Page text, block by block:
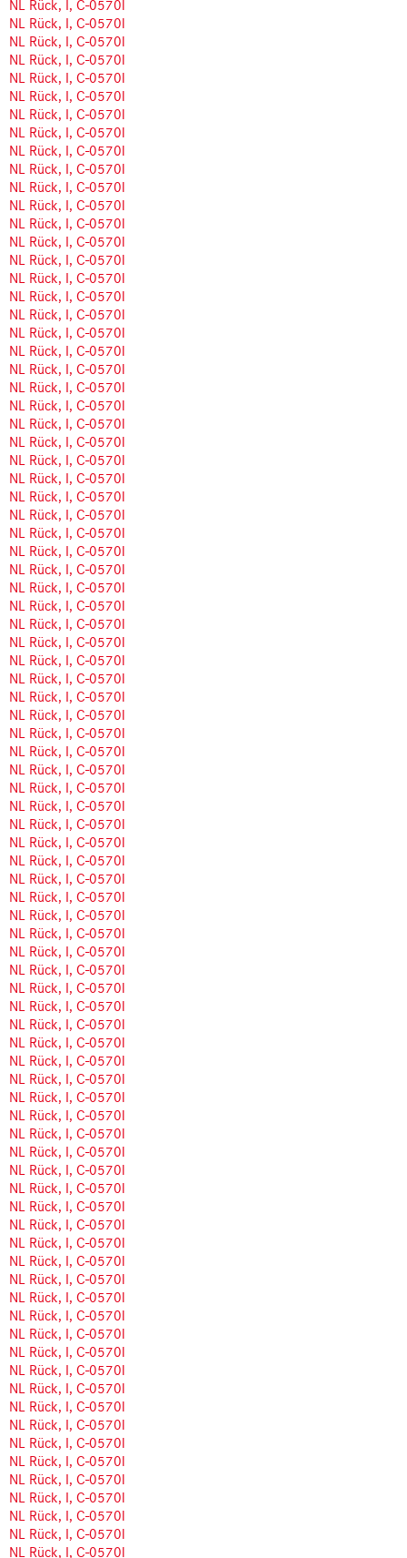
NL Rück, I, C-0570l
NL Rück, I, C-0570l
NL Rück, I, C-0570l
NL Rück, I, C-0570l
NL Rück, I, C-0570l
NL Rück, I, C-0570l
NL Rück, I, C-0570l
NL Rück, I, C-0570l
NL Rück, I, C-0570l
NL Rück, I, C-0570l
NL Rück, I, C-0570l
NL Rück, I, C-0570l
NL Rück, I, C-0570l
NL Rück, I, C-0570l
NL Rück, I, C-0570l
NL Rück, I, C-0570l
NL Rück, I, C-0570l
NL Rück, I, C-0570l
NL Rück, I, C-0570l
NL Rück, I, C-0570l
NL Rück, I, C-0570l
NL Rück, I, C-0570l
NL Rück, I, C-0570l
NL Rück, I, C-0570l
NL Rück, I, C-0570l
NL Rück, I, C-0570l
NL Rück, I, C-0570l
NL Rück, I, C-0570l
NL Rück, I, C-0570l
NL Rück, I, C-0570l
NL Rück, I, C-0570l
NL Rück, I, C-0570l
NL Rück, I, C-0570l
NL Rück, I, C-0570l
NL Rück, I, C-0570l
NL Rück, I, C-0570l
NL Rück, I, C-0570l
NL Rück, I, C-0570l
NL Rück, I, C-0570l
NL Rück, I, C-0570l
NL Rück, I, C-0570l
NL Rück, I, C-0570l
NL Rück, I, C-0570l
NL Rück, I, C-0570l
NL Rück, I, C-0570l
NL Rück, I, C-0570l
NL Rück, I, C-0570l
NL Rück, I, C-0570l
NL Rück, I, C-0570l
NL Rück, I, C-0570l
NL Rück, I, C-0570l
NL Rück, I, C-0570l
NL Rück, I, C-0570l
NL Rück, I, C-0570l
NL Rück, I, C-0570l
NL Rück, I, C-0570l
NL Rück, I, C-0570l
NL Rück, I, C-0570l
NL Rück, I, C-0570l
NL Rück, I, C-0570l
NL Rück, I, C-0570l
NL Rück, I, C-0570l
NL Rück, I, C-0570l
NL Rück, I, C-0570l
NL Rück, I, C-0570l
NL Rück, I, C-0570l
NL Rück, I, C-0570l
NL Rück, I, C-0570l
NL Rück, I, C-0570l
NL Rück, I, C-0570l
NL Rück, I, C-0570l
NL Rück, I, C-0570l
NL Rück, I, C-0570l
NL Rück, I, C-0570l
NL Rück, I, C-0570l
NL Rück, I, C-0570l
NL Rück, I, C-0570l
NL Rück, I, C-0570l
NL Rück, I, C-0570l
NL Rück, I, C-0570l
NL Rück, I, C-0570l
NL Rück, I, C-0570l
NL Rück, I, C-0570l
NL Rück, I, C-0570l
NL Rück, I, C-0570l
NL Rück, I, C-0570l